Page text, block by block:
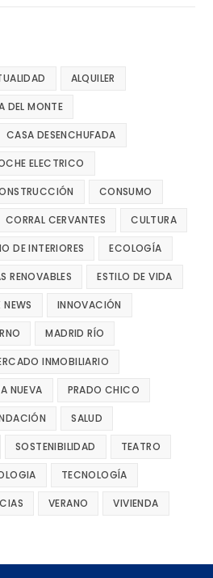
ALQUILER
DEL MONTE
CASA DESENCHUFADA
ELECTRICO
CONSUMO
CORRAL CERVANTES CULTURA
DE INTERIORES ECOLOGÍA
RENOVABLES ESTILO DE VIDA
NEWS INNOVACIÓN
MADRID RÍO
INMOBILIARIO
NUEVA PRADO CHICO
SALUD
SOSTENIBILIDAD TEATRO
TECNOLOGÍA
VERANO VIVIENDA